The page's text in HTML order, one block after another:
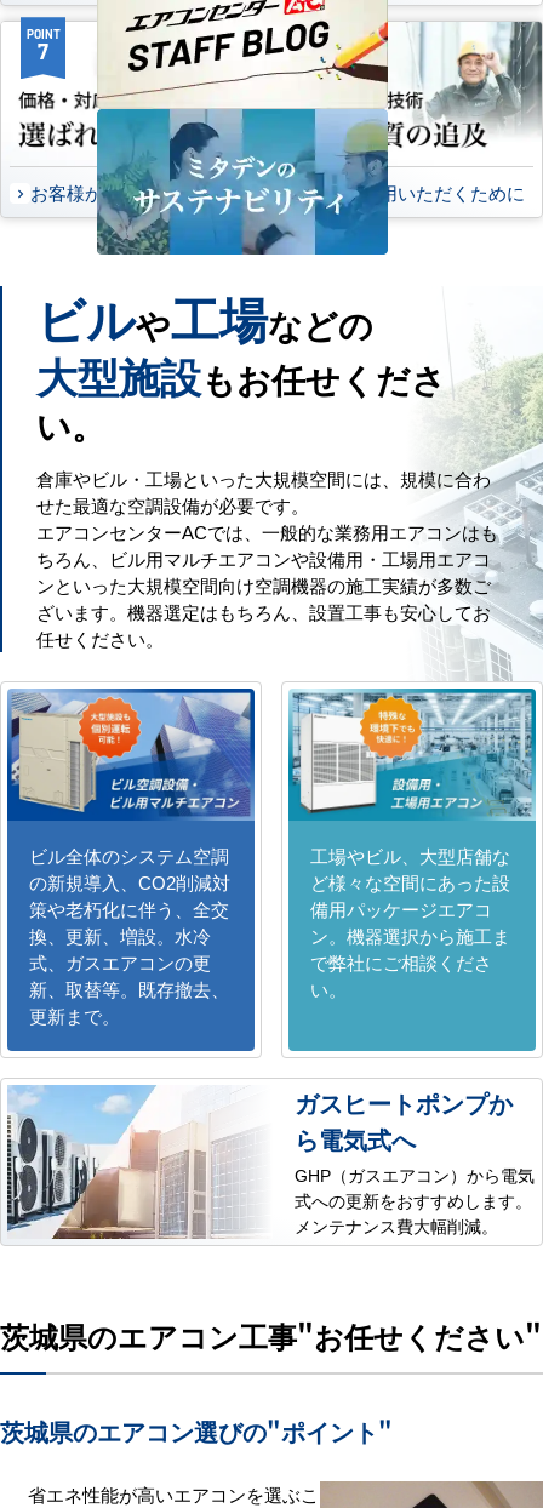
POINT
7
お客様から頂いたご意見
POINT
8
永くご愛用いただくために
ビルや工場などの
大型施設もお任せくださ
い。
倉庫やビル・工場といった大規模空間には、規模に合わ
せた最適な空調設備が必要です。
エアコンセンターACでは、一般的な業務用エアコンはも
ちろん、ビル用マルチエアコンや設備用・工場用エアコ
ンといった大規模空間向け空調機器の施工実績が多数ご
ざいます。機器選定はもちろん、設置工事も安心してお
任せください。
ビル全体のシステム空調
の新規導入、CO2削減対
策や老朽化に伴う、全交
換、更新、増設。水冷
式、ガスエアコンの更
新、取替等。既存撤去、
更新まで。
工場やビル、大型店舗な
ど様々な空間にあった設
備用パッケージエアコ
ン。機器選択から施工ま
で弊社にご相談くださ
い。
ガスヒートポンプか
ら電気式へ
GHP（ガスエアコン）から電気
式への更新をおすすめします。
メンテナンス費大幅削減。
茨城県のエアコン工事"お任せください"
茨城県のエアコン選びの"ポイント"
省エネ性能が高いエアコンを選ぶこ